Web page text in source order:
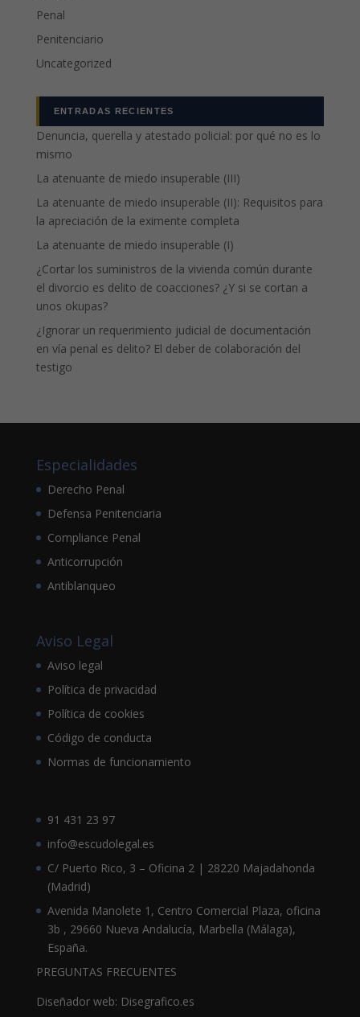
Penal
Penitenciario
Uncategorized
ENTRADAS RECIENTES
Denuncia, querella y atestado policial: por qué no es lo
mismo
La atenuante de miedo insuperable (III)
La atenuante de miedo insuperable (II): Requisitos para
la apreciación de la eximente completa
La atenuante de miedo insuperable (I)
¿Cortar los suministros de la vivienda común durante
el divorcio es delito de coacciones? ¿Y si se cortan a
unos okupas?
¿Ignorar un requerimiento judicial de documentación
en vía penal es delito? El deber de colaboración del
testigo
Especialidades
Derecho Penal
Defensa Penitenciaria
Compliance Penal
Anticorrupción
Antiblanqueo
Aviso Legal
Aviso legal
Política de privacidad
Política de cookies
Código de conducta
Normas de funcionamiento
91 431 23 97
info@escudolegal.es
C/ Puerto Rico, 3 – Oficina 2 | 28220 Majadahonda
(Madrid)
Avenida Manolete 1, Centro Comercial Plaza, oficina
3b , 29660 Nueva Andalucía, Marbella (Málaga),
España.
PREGUNTAS FRECUENTES
Diseñador web: Disegrafico.es